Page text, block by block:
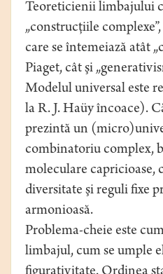
Teoreticienii limbajului
„construcţiile complexe”,
care se întemeiază atât
Piaget, cât şi
Modelul universal este
la R. J. Haüy încoace).
prezintă un
combinatoriu complex,
moleculare capricioase,
diversitate şi reguli fixe
armonioasă.
Problema-cheie este
limbajul, cum se umple